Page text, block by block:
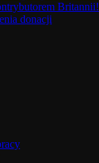
Britannii!
donacji